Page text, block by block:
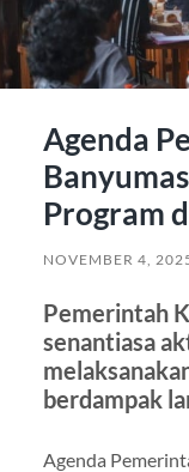
Agenda
Program
NOVEMBER 4,
Pemerintah
senantiasa
berdampak
Agenda